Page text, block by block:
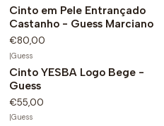
Cinto em Pele Entrançado
Castanho - Guess Marciano
€80,00
|Guess
Cinto YESBA Logo Bege -
Guess
€55,00
|Guess